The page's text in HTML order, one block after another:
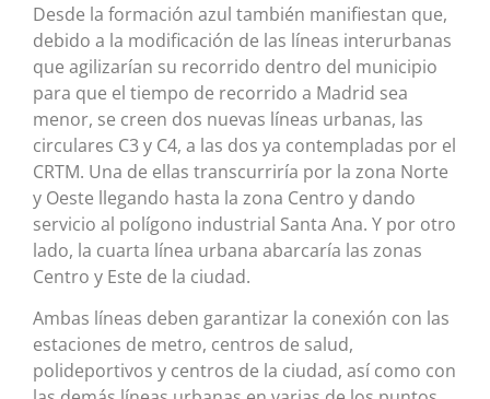
Desde la formación azul también manifiestan que,
debido a la modificación de las líneas interurbanas
que agilizarían su recorrido dentro del municipio
para que el tiempo de recorrido a Madrid sea
menor, se creen dos nuevas líneas urbanas, las
circulares C3 y C4, a las dos ya contempladas por el
CRTM. Una de ellas transcurriría por la zona Norte
y Oeste llegando hasta la zona Centro y dando
servicio al polígono industrial Santa Ana. Y por otro
lado, la cuarta línea urbana abarcaría las zonas
Centro y Este de la ciudad.
Ambas líneas deben garantizar la conexión con las
estaciones de metro, centros de salud,
polideportivos y centros de la ciudad, así como con